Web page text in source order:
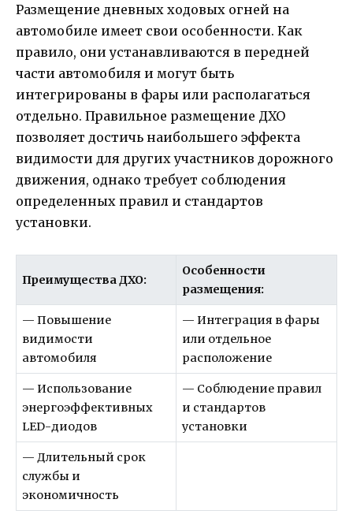
Размещение дневных ходовых огней на
автомобиле имеет свои особенности. Как
правило, они устанавливаются в передней
части автомобиля и могут быть
интегрированы в фары или располагаться
отдельно. Правильное размещение ДХО
позволяет достичь наибольшего эффекта
видимости для других участников дорожного
движения, однако требует соблюдения
определенных правил и стандартов
установки.
Преимущества ДХО:
Особенности
размещения:
— Повышение
видимости
автомобиля
— Интеграция в фары
или отдельное
расположение
— Использование
энергоэффективных
LED-диодов
— Соблюдение правил
и стандартов
установки
— Длительный срок
службы и
экономичность